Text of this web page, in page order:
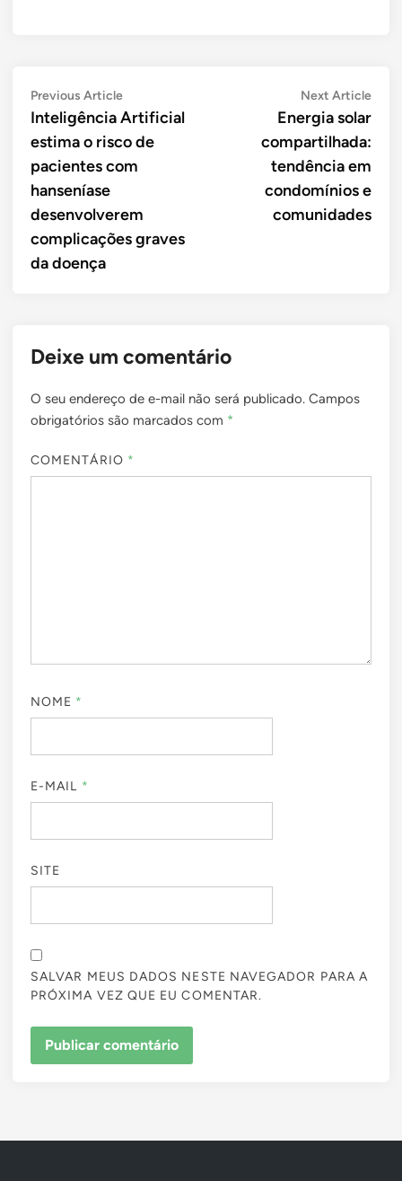
Navegação
de
Post
Previous ArticlePrevious
article:
Inteligência Artificial
estima o risco de
pacientes com
hanseníase
desenvolverem
complicações graves
da doença
Next ArticleNext
Energia solar
compartilhada:
tendência em
condomínios e
comunidades
Deixe um comentário
O seu endereço de e-mail não será publicado. Campos
obrigatórios são marcados com *
COMENTÁRIO *
NOME *
E-MAIL *
SITE
SALVAR MEUS DADOS NESTE NAVEGADOR PARA A
PRÓXIMA VEZ QUE EU COMENTAR.